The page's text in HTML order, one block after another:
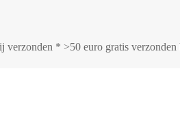
verzonden * >50 euro gratis